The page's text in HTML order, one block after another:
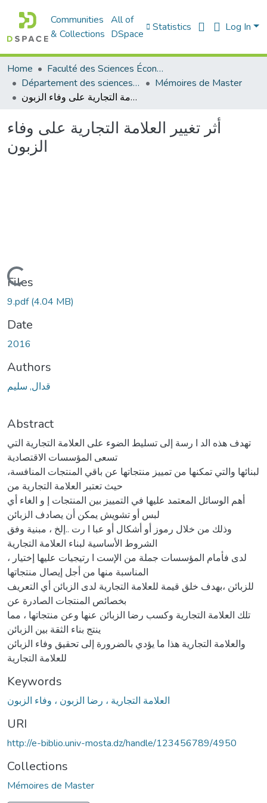
Communities
& Collections
All of
DSpace
Statistics Log In
Home
Faculté des Sciences Économiques Commerciales et des Sciences de Gestion
Département des sciences commerciales
Mémoires de Master
أثر تغيير العلامة التجارية على وفاء الزبون
أثر تغيير العلامة التجارية على وفاء
الزبون
Loading...
Files
9.pdf(4.04 MB)
Date
2016
Authors
قدال, سليم
Abstract
تهدف هذه الد ا رسة إلى تسلیط الضوء على العلامة التجاریة التي
تسعى المؤسسات الاقتصادیة
لبنائها والتي تمكنها من تمییز منتجاتها عن باقي المنتجات المنافسة،
حیث تعتبر العلامة التجاریة من
أهم الوسائل المعتمد علیها في التمییز بین المنتجات إ و الغاء أي
لبس أو تشویش یمكن أن یصادف الزبائن
وذلك من خلال رموز أو أشكال أو عبا ا رت ..إلخ ، مبنیة وفق
الشروط الأساسیة لبناء العلامة التجاریة
، لدى فأمام المؤسسات جملة من الإست ا رتیجیات علیها إختیار
المناسبة منها من أجل إیصال منتجاتها
للزبائن ،بهدف خلق قیمة للعلامة التجاریة لدى الزبائن أي التعریف
بخصائص المنتجات الصادرة عن
تلك العلامة التجاریة وكسب رضا الزبائن عنها وعن منتجاتها ، مما
ینتج بناء الثقة بین الزبائن
والعلامة التجاریة هذا ما یؤدي بالضرورة إلى تحقیق وفاء الزبائن
للعلامة التجاریة
Keywords
العلامة التجاریة ، رضا الزبون ، وفاء الزبون
URI
http://e-biblio.univ-mosta.dz/handle/123456789/4950
Collections
Mémoires de Master